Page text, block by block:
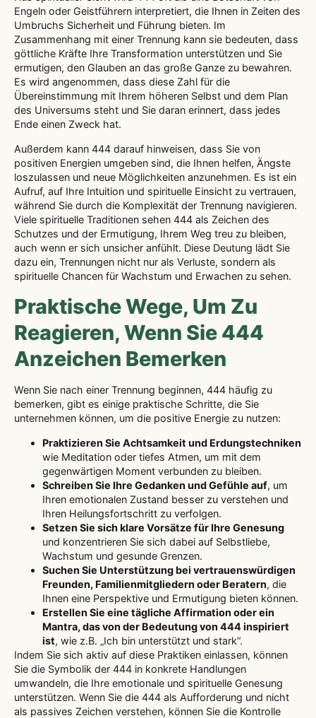
Engeln oder Geistführern interpretiert, die Ihnen in Zeiten des
Umbruchs Sicherheit und Führung bieten. Im
Zusammenhang mit einer Trennung kann sie bedeuten, dass
göttliche Kräfte Ihre Transformation unterstützen und Sie
ermutigen, den Glauben an das große Ganze zu bewahren.
Es wird angenommen, dass diese Zahl für die
Übereinstimmung mit Ihrem höheren Selbst und dem Plan
des Universums steht und Sie daran erinnert, dass jedes
Ende einen Zweck hat.
Außerdem kann 444 darauf hinweisen, dass Sie von
positiven Energien umgeben sind, die Ihnen helfen, Ängste
loszulassen und neue Möglichkeiten anzunehmen. Es ist ein
Aufruf, auf Ihre Intuition und spirituelle Einsicht zu vertrauen,
während Sie durch die Komplexität der Trennung navigieren.
Viele spirituelle Traditionen sehen 444 als Zeichen des
Schutzes und der Ermutigung, Ihrem Weg treu zu bleiben,
auch wenn er sich unsicher anfühlt. Diese Deutung lädt Sie
dazu ein, Trennungen nicht nur als Verluste, sondern als
spirituelle Chancen für Wachstum und Erwachen zu sehen.
Praktische Wege, Um Zu
Reagieren, Wenn Sie 444
Anzeichen Bemerken
Wenn Sie nach einer Trennung beginnen, 444 häufig zu
bemerken, gibt es einige praktische Schritte, die Sie
unternehmen können, um die positive Energie zu nutzen:
Praktizieren Sie Achtsamkeit und Erdungstechniken
wie Meditation oder tiefes Atmen, um mit dem
gegenwärtigen Moment verbunden zu bleiben.
Schreiben Sie Ihre Gedanken und Gefühle auf, um
Ihren emotionalen Zustand besser zu verstehen und
Ihren Heilungsfortschritt zu verfolgen.
Setzen Sie sich klare Vorsätze für Ihre Genesung
und konzentrieren Sie sich dabei auf Selbstliebe,
Wachstum und gesunde Grenzen.
Suchen Sie Unterstützung bei vertrauenswürdigen
Freunden, Familienmitgliedern oder Beratern, die
Ihnen eine Perspektive und Ermutigung bieten können.
Erstellen Sie eine tägliche Affirmation oder ein
Mantra, das von der Bedeutung von 444 inspiriert
ist, wie z.B. „Ich bin unterstützt und stark“.
Indem Sie sich aktiv auf diese Praktiken einlassen, können
Sie die Symbolik der 444 in konkrete Handlungen
umwandeln, die Ihre emotionale und spirituelle Genesung
unterstützen. Wenn Sie die 444 als Aufforderung und nicht
als passives Zeichen verstehen, können Sie die Kontrolle